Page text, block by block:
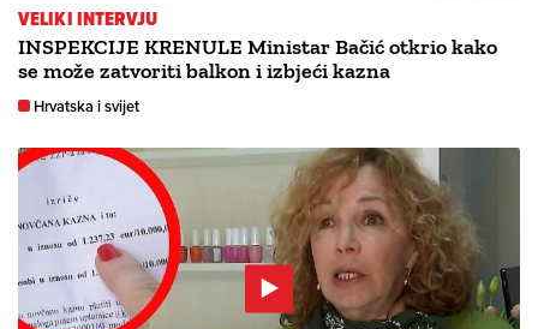
VELIKI INTERVJU
INSPEKCIJE KRENULE Ministar Bačić otkrio kako
se može zatvoriti balkon i izbjeći kazna
Hrvatska i svijet